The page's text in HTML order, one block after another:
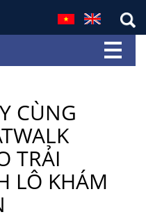
CÙNG
TRẢI
LÔ KHÁM